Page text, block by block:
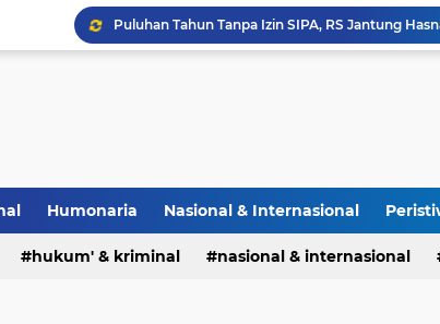
Humonaria Nasional & Internasional
hukum' & kriminal nasional & internasional